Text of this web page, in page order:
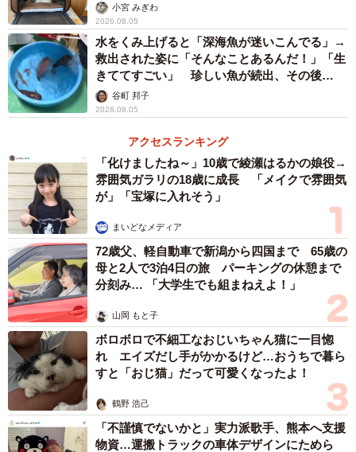
「へやんぽ」拒否！？ 固まってしまったモンテくん（画像提供：村上ラ
ットさん）
飼い主の村上ラットさん（@murakamine_zumi）による
と、いつもと違うモンテくんの反応に気づいたのは、仕事
から帰宅したあとでした。普段は帰宅するとケージを開放
し、部屋の中を自由に歩き回れる「へやんぽ時間」を設け
ているそうです。
「モンテくんは小屋を開けると喜んで飛び出してくるタイ
小宮 みぎわ
2026.08.05
水をくみ上げると「深海魚が迷いこんでる」→
救出された姿に「そんなことあるんだ！」「生
きててすごい」 珍しい魚が続出、その後
は……谷町 邦子
2026.08.05
アクセスランキング
「化けましたね～」10歳で綾瀬はるかの娘役→
雰囲気ガラリの18歳に成長 「メイクで雰囲気
が」「宝塚に入れそう」
まいどなメディア
72歳父、軽自動車で新潟から四国まで 65歳の
母と2人で3泊4日の旅 パーキングの休憩まで
分刻み… 「大学生でも組まねえよ！」
山岡 もと子
ボロボロで不細工なおじいちゃん猫に一目惚
れ エイズだし手がかかるけど…おうちで暮ら
すと「おじ猫」だって可愛くなったよ！
鶴野 浩己
「不謹慎でないかと」実力派歌手、熊本へ支援
物資…運搬トラックの車体デザインにためら